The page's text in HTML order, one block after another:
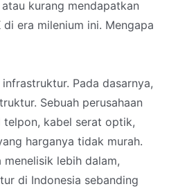
kurang mendapatkan
era milenium ini. Mengapa
Pada dasarnya,
Sebuah perusahaan
telpon, kabel serat optik,
harganya tidak murah.
lebih dalam,
di Indonesia sebanding